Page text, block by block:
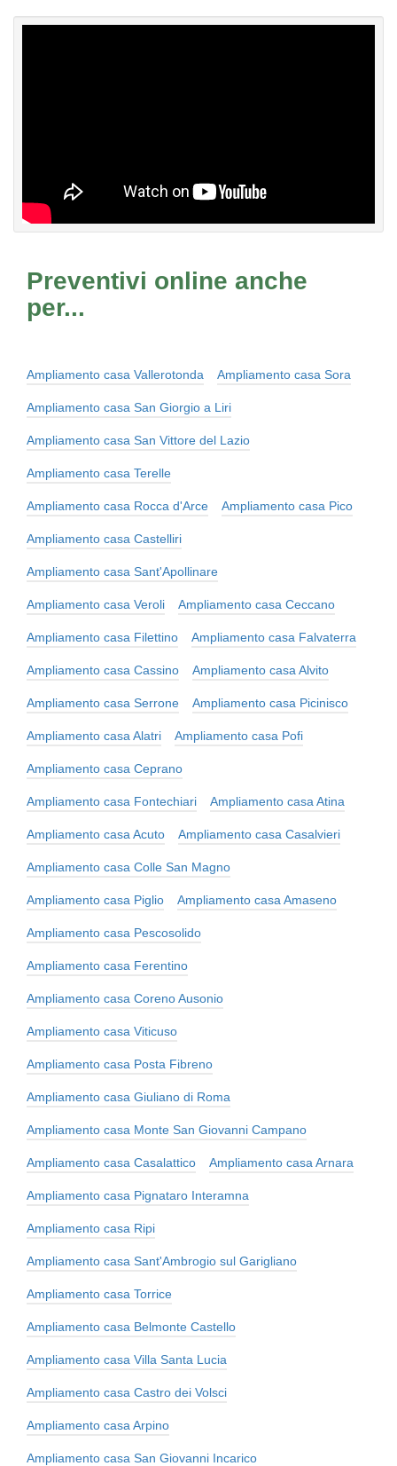
Preventivi online anche
per...
Ampliamento casa Vallerotonda Ampliamento casa Sora
Ampliamento casa San Giorgio a Liri
Ampliamento casa San Vittore del Lazio
Ampliamento casa Terelle
Ampliamento casa Rocca d'Arce Ampliamento casa Pico
Ampliamento casa Castelliri
Ampliamento casa Sant'Apollinare
Ampliamento casa Veroli Ampliamento casa Ceccano
Ampliamento casa Filettino Ampliamento casa Falvaterra
Ampliamento casa Cassino Ampliamento casa Alvito
Ampliamento casa Serrone Ampliamento casa Picinisco
Ampliamento casa Alatri Ampliamento casa Pofi
Ampliamento casa Ceprano
Ampliamento casa Fontechiari Ampliamento casa Atina
Ampliamento casa Acuto Ampliamento casa Casalvieri
Ampliamento casa Colle San Magno
Ampliamento casa Piglio Ampliamento casa Amaseno
Ampliamento casa Pescosolido
Ampliamento casa Ferentino
Ampliamento casa Coreno Ausonio
Ampliamento casa Viticuso
Ampliamento casa Posta Fibreno
Ampliamento casa Giuliano di Roma
Ampliamento casa Monte San Giovanni Campano
Ampliamento casa Casalattico Ampliamento casa Arnara
Ampliamento casa Pignataro Interamna
Ampliamento casa Ripi
Ampliamento casa Sant'Ambrogio sul Garigliano
Ampliamento casa Torrice
Ampliamento casa Belmonte Castello
Ampliamento casa Villa Santa Lucia
Ampliamento casa Castro dei Volsci
Ampliamento casa Arpino
Ampliamento casa San Giovanni Incarico